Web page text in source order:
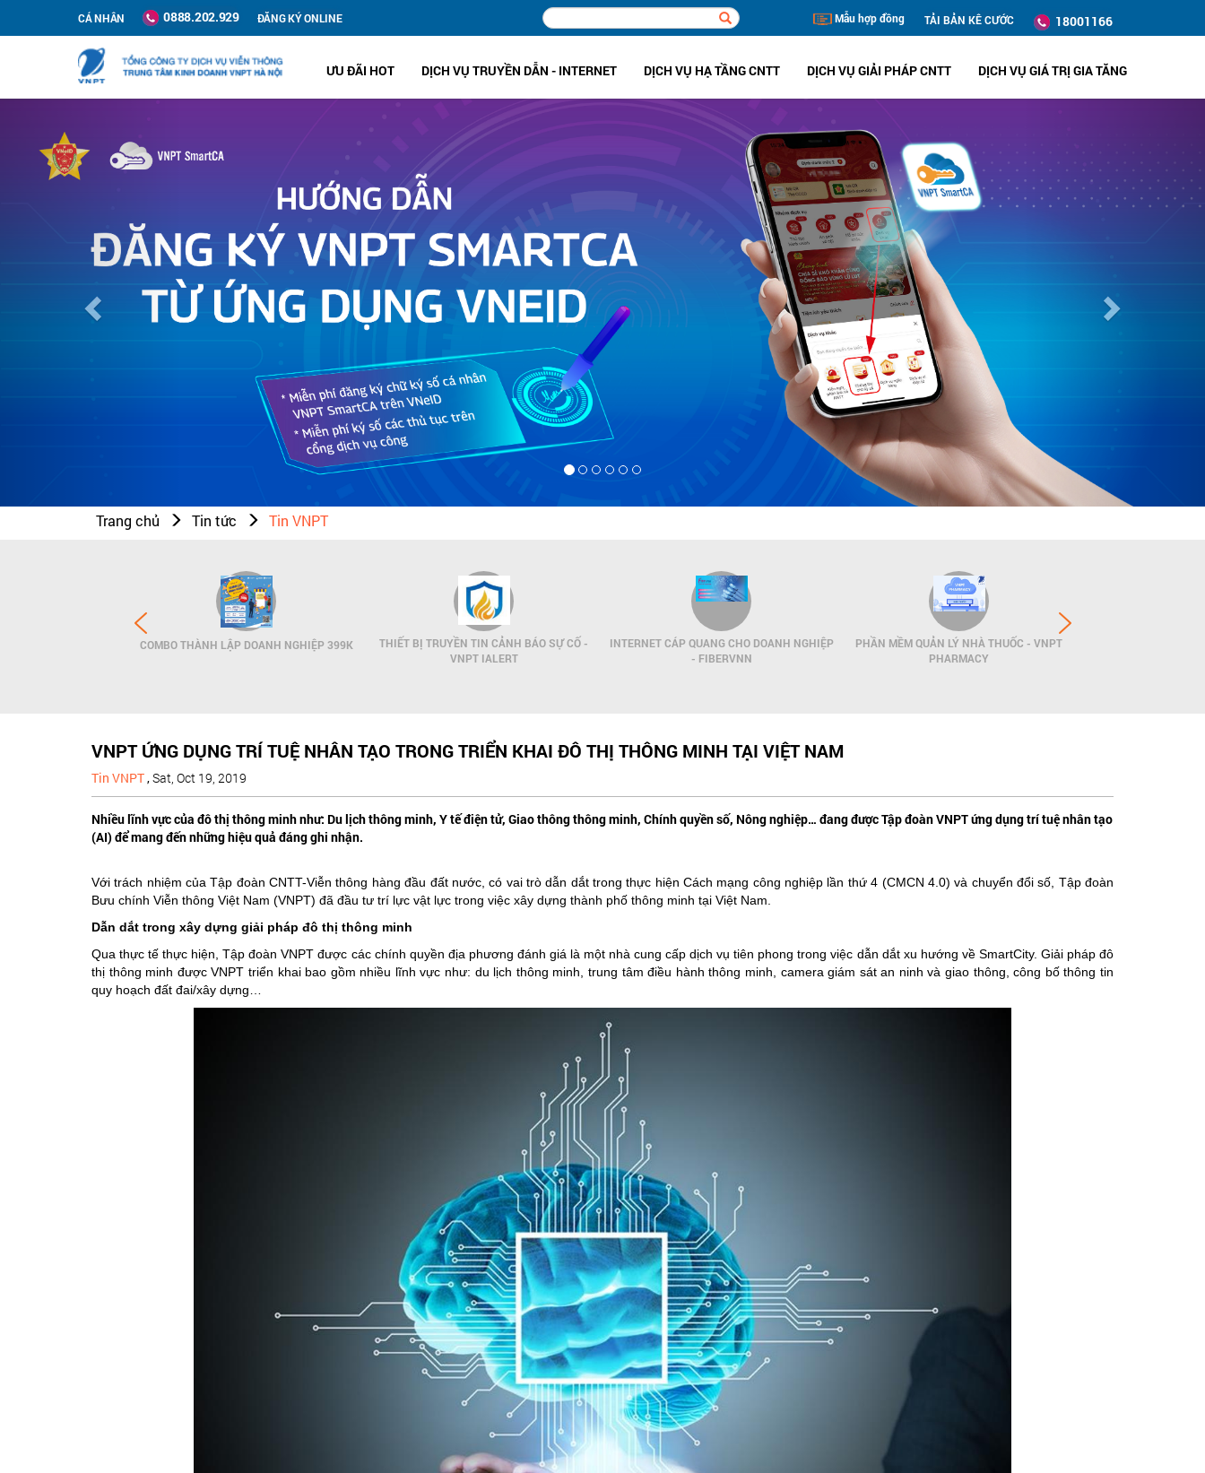
CÁ NHÂN 0888.202.929 ĐĂNG KÝ ONLINE Mẫu hợp đồng TẢI BẢN KÊ CƯỚC 18001166
ƯU ĐÃI HOT DỊCH VỤ TRUYỀN DẪN - INTERNET DỊCH VỤ HẠ TẦNG CNTT DỊCH VỤ GIẢI PHÁP CNTT DỊCH VỤ GIÁ TRỊ GIA TĂNG
Trang chủ Tin tức Tin VNPT
COMBO THÀNH LẬP DOANH NGHIỆP 399K
THIẾT BỊ TRUYỀN TIN CẢNH BÁO SỰ CỐ -
VNPT IALERT
INTERNET CÁP QUANG CHO DOANH NGHIỆP
- FIBERVNN
PHẦN MỀM QUẢN LÝ NHÀ THUỐC - VNPT
PHARMACY
VNPT ỨNG DỤNG TRÍ TUỆ NHÂN TẠO TRONG TRIỂN KHAI ĐÔ THỊ THÔNG MINH TẠI VIỆT NAM
Tin VNPT,Sat, Oct 19, 2019
Nhiều lĩnh vực của đô thị thông minh như: Du lịch thông minh, Y tế điện tử, Giao thông thông minh, Chính quyền số, Nông nghiệp… đang được Tập đoàn VNPT ứng dụng trí tuệ nhân tạo
(AI) để mang đến những hiệu quả đáng ghi nhận.
Với trách nhiệm của Tập đoàn CNTT-Viễn thông hàng đầu đất nước, có vai trò dẫn dắt trong thực hiện Cách mạng công nghiệp lần thứ 4 (CMCN 4.0) và chuyển đổi số, Tập đoàn
Bưu chính Viễn thông Việt Nam (VNPT) đã đầu tư trí lực vật lực trong việc xây dựng thành phố thông minh tại Việt Nam.
Dẫn dắt trong xây dựng giải pháp đô thị thông minh
Qua thực tế thực hiện, Tập đoàn VNPT được các chính quyền địa phương đánh giá là một nhà cung cấp dịch vụ tiên phong trong việc dẫn dắt xu hướng về SmartCity. Giải pháp đô
thị thông minh được VNPT triển khai bao gồm nhiều lĩnh vực như: du lịch thông minh, trung tâm điều hành thông minh, camera giám sát an ninh và giao thông, công bố thông tin
quy hoạch đất đai/xây dựng…